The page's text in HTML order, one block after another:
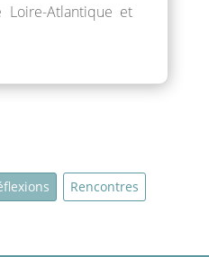
Loire-Atlantique et
Rencontres